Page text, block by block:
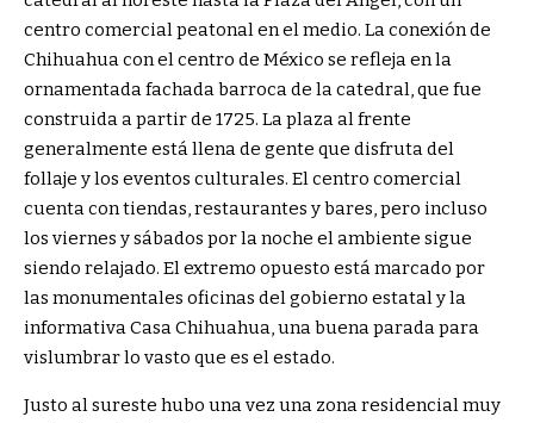
centro comercial peatonal en el medio. La conexión de
Chihuahua con el centro de México se refleja en la
ornamentada fachada barroca de la catedral, que fue
construida a partir de 1725. La plaza al frente
generalmente está llena de gente que disfruta del
follaje y los eventos culturales. El centro comercial
cuenta con tiendas, restaurantes y bares, pero incluso
los viernes y sábados por la noche el ambiente sigue
siendo relajado. El extremo opuesto está marcado por
las monumentales oficinas del gobierno estatal y la
informativa Casa Chihuahua, una buena parada para
vislumbrar lo vasto que es el estado.
Justo al sureste hubo una vez una zona residencial muy